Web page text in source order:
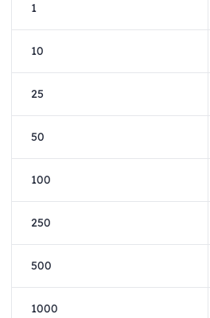
1
10
25
50
100
250
500
1000